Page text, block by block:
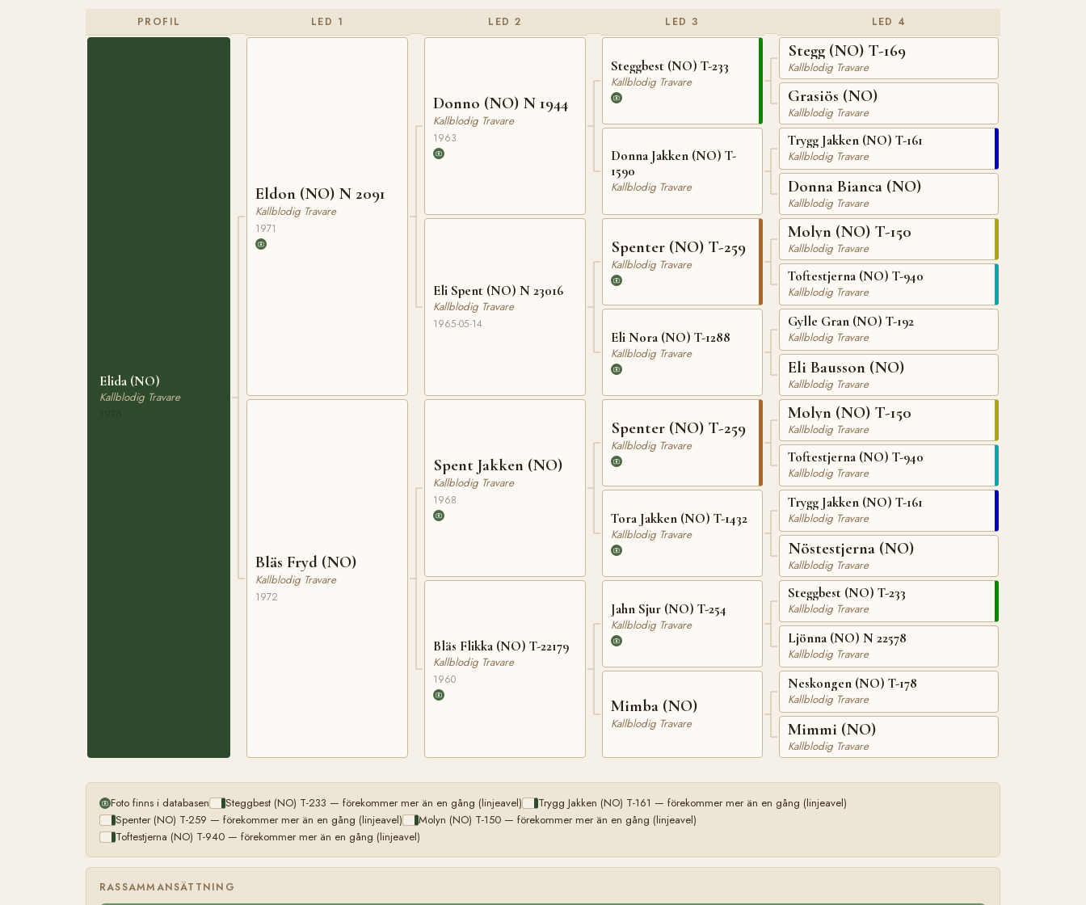
PROFIL
Elida (NO)
Kallblodig Travare
LED 1
Eldon (NO) N 2091
Kallblodig Travare
1971
Bläs Fryd (NO)
Kallblodig Travare
1972
LED 2
Donno (NO) N 1944
Kallblodig Travare
1963
Eli Spent (NO) N 23016
Kallblodig Travare
1965-05-14
Spent Jakken (NO)
Kallblodig Travare
1968
Bläs Flikka (NO) T-22179
Kallblodig Travare
1960
LED 3
Steggbest (NO) T-233
Kallblodig Travare
Donna Jakken (NO) T-
1590
Kallblodig Travare
Spenter (NO) T-259
Kallblodig Travare
Eli Nora (NO) T-1288
Kallblodig Travare
Spenter (NO) T-259
Kallblodig Travare
Tora Jakken (NO) T-1432
Kallblodig Travare
Jahn Sjur (NO) T-254
Kallblodig Travare
Mimba (NO)
Kallblodig Travare
LED 4
Stegg (NO) T-169
Kallblodig Travare
Grasiös (NO)
Kallblodig Travare
Trygg Jakken (NO) T-161
Kallblodig Travare
Donna Bianca (NO)
Kallblodig Travare
Molyn (NO) T-150
Kallblodig Travare
Toftestjerna (NO) T-940
Kallblodig Travare
Gylle Gran (NO) T-192
Kallblodig Travare
Eli Bausson (NO)
Kallblodig Travare
Molyn (NO) T-150
Kallblodig Travare
Toftestjerna (NO) T-940
Kallblodig Travare
Trygg Jakken (NO) T-161
Kallblodig Travare
Nöstestjerna (NO)
Kallblodig Travare
Steggbest (NO) T-233
Kallblodig Travare
Ljönna (NO) N 22578
Kallblodig Travare
Neskongen (NO) T-178
Kallblodig Travare
Mimmi (NO)
Kallblodig Travare
Foto finns i databasen Steggbest (NO) T-233 — förekommer mer än en gång (linjeavel)
Trygg Jakken (NO) T-161 — förekommer mer än en gång (linjeavel)
Spenter (NO) T-259 — förekommer mer än en gång (linjeavel)
Molyn (NO) T-150 — förekommer mer än en gång (linjeavel)
Toftestjerna (NO) T-940 — förekommer mer än en gång (linjeavel)
RASSAMMANSÄTTNING